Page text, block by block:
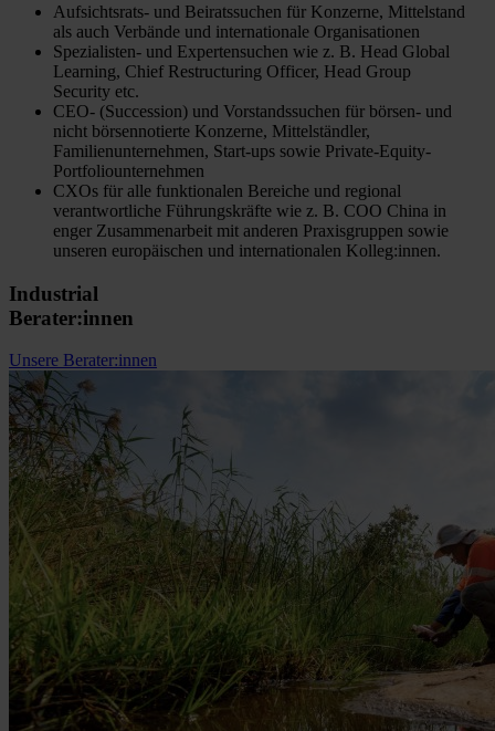
Aufsichtsrats- und Beiratssuchen für Konzerne, Mittelstand
als auch Verbände und internationale Organisationen
Spezialisten- und Expertensuchen wie z. B. Head Global
Learning, Chief Restructuring Officer, Head Group
Security etc.
CEO- (Succession) und Vorstandssuchen für börsen- und
nicht börsennotierte Konzerne, Mittelständler,
Familienunternehmen, Start-ups sowie Private-Equity-
Portfoliounternehmen
CXOs für alle funktionalen Bereiche und regional
verantwortliche Führungskräfte wie z. B. COO China in
enger Zusammenarbeit mit anderen Praxisgruppen sowie
unseren europäischen und internationalen Kolleg:innen.
Industrial
Berater:innen
Unsere Berater:innen